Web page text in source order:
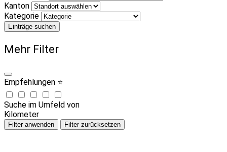
Kanton
Kategorie
Einträge suchen
Mehr Filter
Empfehlungen ⭐
Suche im Umfeld von
Kilometer
Filter anwenden Filter zurücksetzen